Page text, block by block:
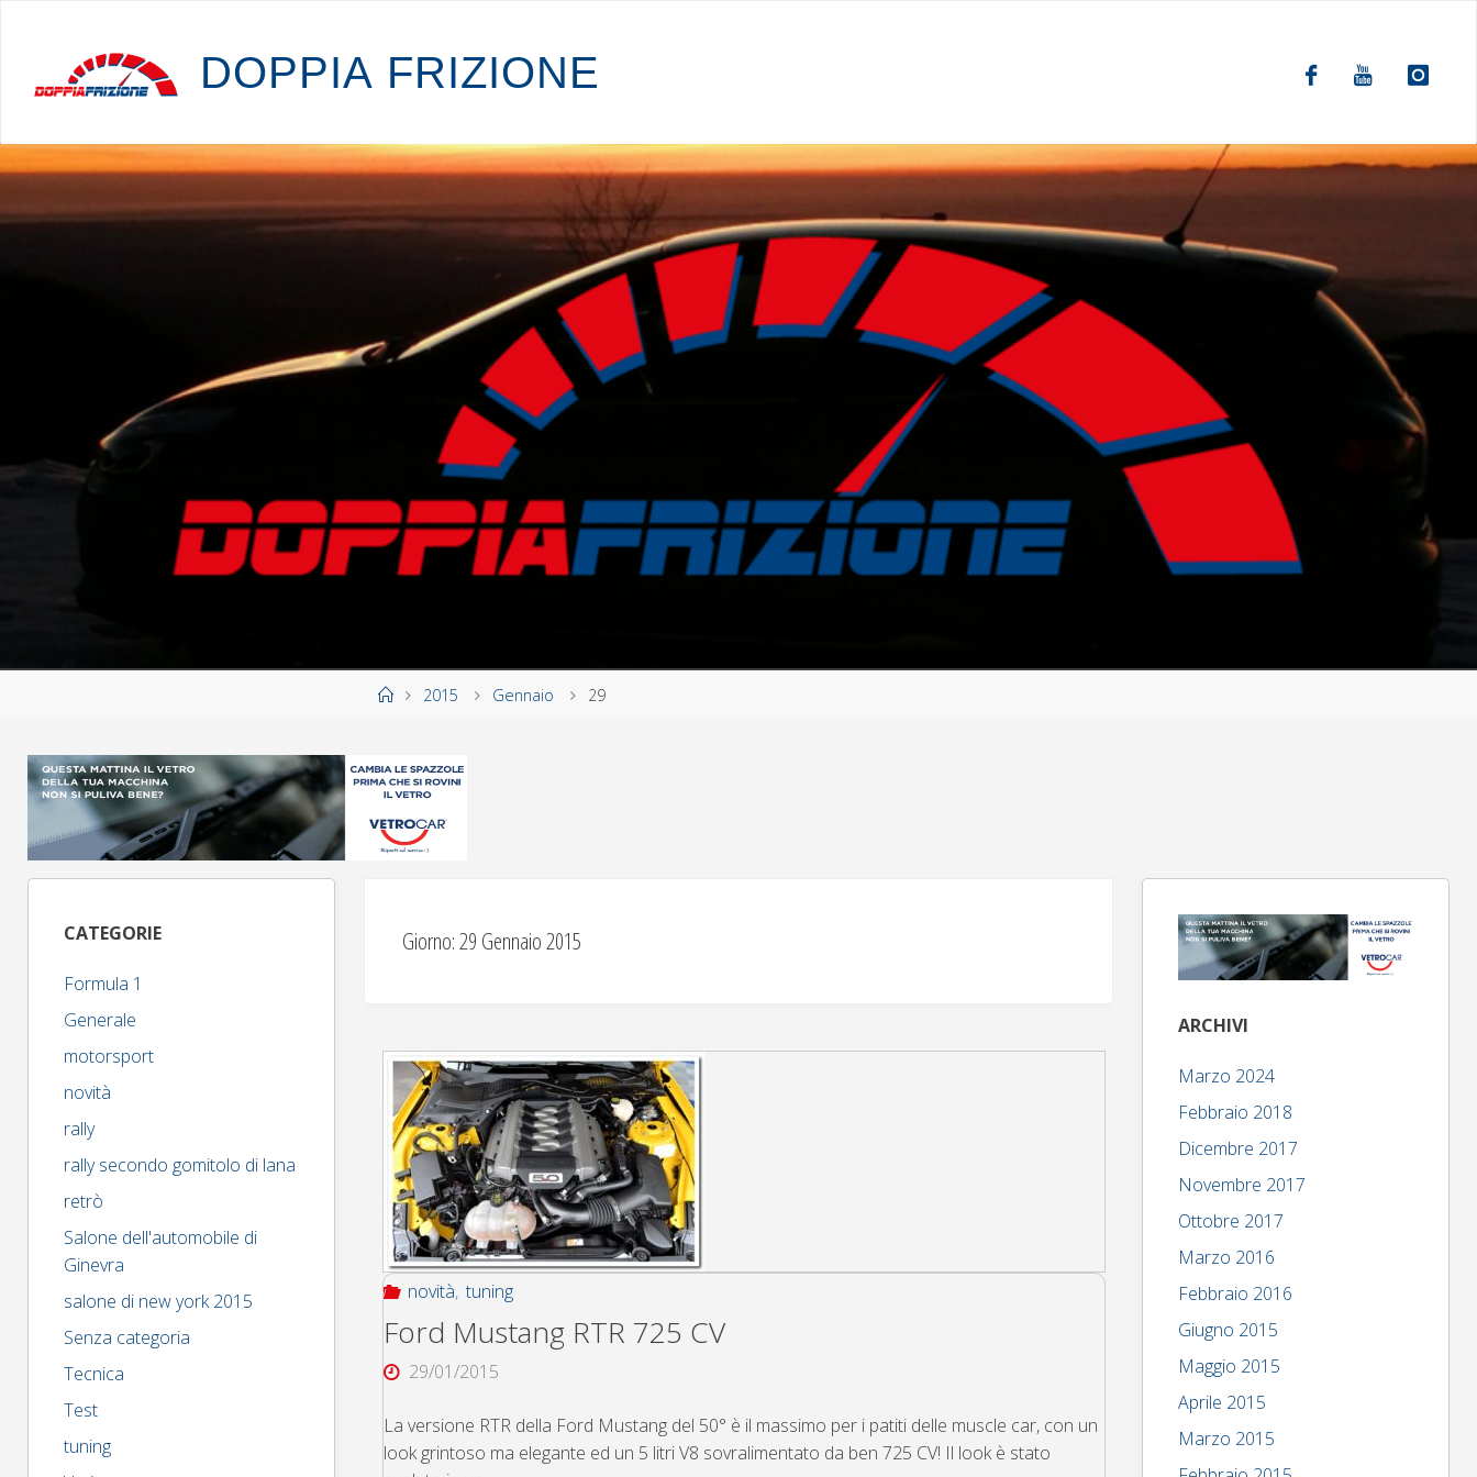
DOPPIA FRIZIONE
Home2015 Gennaio 29
Giorno:29 Gennaio 2015
novità, tuning
Ford Mustang RTR 725 CV
29/01/2015
La versione RTR della Ford Mustang del 50° è il massimo per i patiti delle muscle car, con un
look grintoso ma elegante ed un 5 litri V8 sovralimentato da ben 725 CV! Il look è stato
CATEGORIE
Formula 1
Generale
motorsport
novità
rally
rally secondo gomitolo di lana
retrò
Salone dell'automobile di
Ginevra
salone di new york 2015
Senza categoria
Tecnica
Test
tuning
ARCHIVI
Marzo 2024
Febbraio 2018
Dicembre 2017
Novembre 2017
Ottobre 2017
Marzo 2016
Febbraio 2016
Giugno 2015
Maggio 2015
Aprile 2015
Marzo 2015